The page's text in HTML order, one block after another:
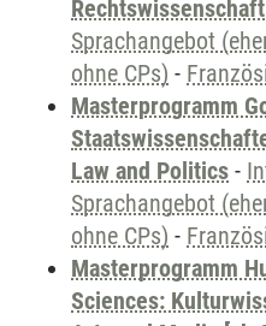
Rechtswissenschaft
Sprachangebot
ohne CPs) -
Masterprogramm
Law and Politics -
Sprachangebot
ohne CPs) -
Masterprogramm
Sciences: